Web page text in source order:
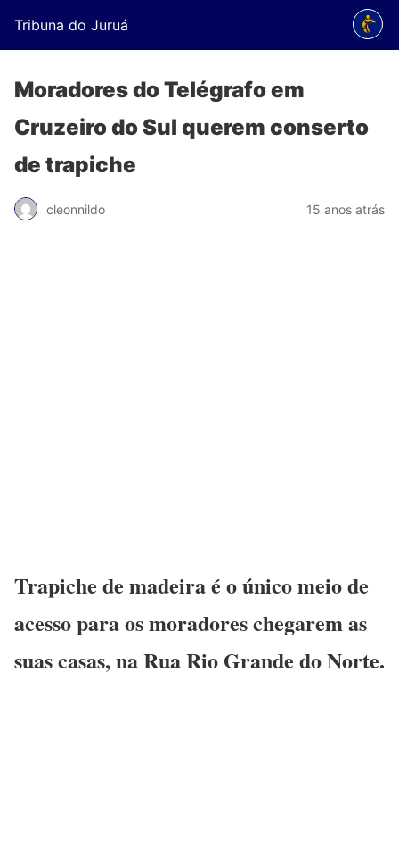
Tribuna do Juruá
Moradores do Telégrafo em
Cruzeiro do Sul querem conserto
de trapiche
cleonnildo 15 anos atrás
Trapiche de madeira é o único meio de
acesso para os moradores chegarem as
suas casas, na Rua Rio Grande do Norte.